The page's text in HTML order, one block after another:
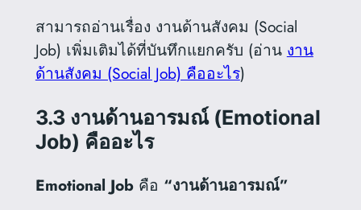
สามารถอ่านเรื่อง งานด้านสังคม (Social
Job) เพิ่มเติมได้ที่บันทึกแยกครับ (อ่าน งาน
ด้านสังคม (Social Job) คืออะไร)
3.3 งานด้านอารมณ์ (Emotional
Job) คืออะไร
Emotional Jobคือ “งานด้านอารมณ์”